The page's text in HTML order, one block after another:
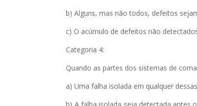
b) Alguns, mas não todos, defeitos
c) O acúmulo de defeitos não
Categoria 4:
Quando as partes dos sistemas de
a) Uma falha isolada em qualquer